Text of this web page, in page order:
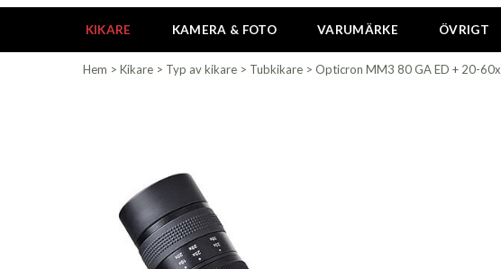
KIKARE KAMERA & FOTO VARUMÄRKE ÖVRIGT
Hem > Kikare > Typ av kikare > Tubkikare > Opticron MM3 80 GA ED + 20-60x